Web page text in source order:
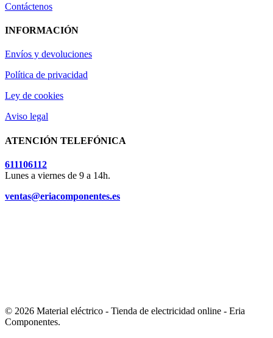
Contáctenos
INFORMACIÓN
Envíos y devoluciones
Política de privacidad
Ley de cookies
Aviso legal
ATENCIÓN TELEFÓNICA
611106112
Lunes a viernes de 9 a 14h.
ventas@eriacomponentes.es
© 2026 Material eléctrico - Tienda de electricidad online - Eria
Componentes.